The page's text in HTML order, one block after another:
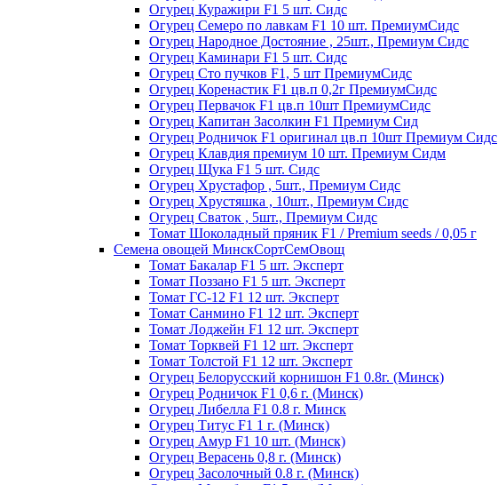
Огурец Куражири F1 5 шт. Сидс
Огурец Семеро по лавкам F1 10 шт. ПремиумСидс
Огурец Народное Достояние , 25шт., Премиум Сидс
Огурец Каминари F1 5 шт. Сидс
Огурец Сто пучков F1, 5 шт ПремиумСидс
Огурец Коренастик F1 цв.п 0,2г ПремиумСидс
Огурец Первачок F1 цв.п 10шт ПремиумСидс
Огурец Капитан Засолкин F1 Премиум Сид
Огурец Родничок F1 оригинал цв.п 10шт Премиум Сидс
Огурец Клавдия премиум 10 шт. Премиум Сидм
Огурец Щука F1 5 шт. Сидс
Огурец Хрустафор , 5шт., Премиум Сидс
Огурец Хрустяшка , 10шт., Премиум Сидс
Огурец Сваток , 5шт., Премиум Сидс
Томат Шоколадный пряник F1 / Premium seeds / 0,05 г
Семена овощей МинскСортСемОвощ
Томат Бакалар F1 5 шт. Эксперт
Томат Поззано F1 5 шт. Эксперт
Томат ГС-12 F1 12 шт. Эксперт
Томат Санмино F1 12 шт. Эксперт
Томат Лоджейн F1 12 шт. Эксперт
Томат Торквей F1 12 шт. Эксперт
Томат Толстой F1 12 шт. Эксперт
Огурец Белорусский корнишон F1 0.8г. (Минск)
Огурец Родничок F1 0,6 г. (Минск)
Огурец Либелла F1 0.8 г. Минск
Огурец Титус F1 1 г. (Минск)
Огурец Амур F1 10 шт. (Минск)
Огурец Верасень 0,8 г. (Минск)
Огурец Засолочный 0.8 г. (Минск)